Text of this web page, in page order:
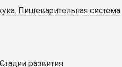
Пищеварительная система
развития